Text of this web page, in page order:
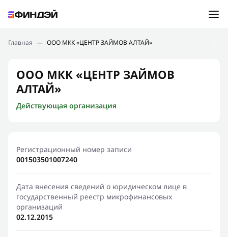
Подбор займа
Новости
Финансовое просвещение
Главная — ООО МКК «ЦЕНТР ЗАЙМОВ АЛТАЙ»
ООО МКК «ЦЕНТР ЗАЙМОВ
АЛТАЙ»
Действующая организация
Регистрационный номер записи
001503501007240
Дата внесения сведений о юридическом лице в
государственный реестр микрофинансовых
организаций
02.12.2015
Ошибка:Контактная форма не найдена.
Спасибо, что написали нам
Мы свяжемся с Вами в ближайшее время и сообщим
результат